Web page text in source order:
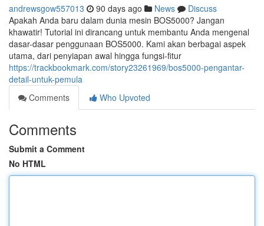
andrewsgow557013 90 days ago News
Discuss
Apakah Anda baru dalam dunia mesin BOS5000? Jangan
khawatir! Tutorial ini dirancang untuk membantu Anda mengenal
dasar-dasar penggunaan BOS5000. Kami akan berbagai aspek
utama, dari penyiapan awal hingga fungsi-fitur
https://trackbookmark.com/story23261969/bos5000-pengantar-
detail-untuk-pemula
Comments
Who Upvoted
Comments
Submit a Comment
No HTML